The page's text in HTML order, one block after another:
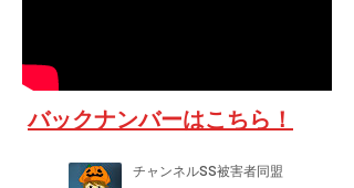
​バックナンバーはこちら！